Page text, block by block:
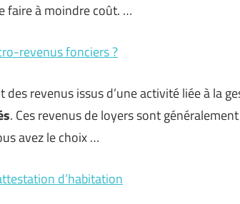
faire à moindre coût. …
revenus fonciers ?
des revenus issus d’une activité liée à la
. Ces revenus de loyers sont
avez le choix …
d’habitation